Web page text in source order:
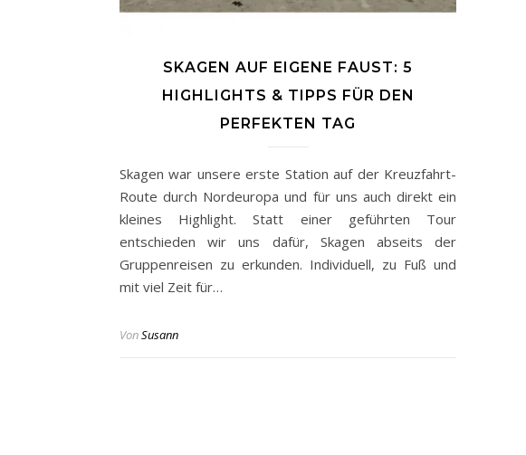
SKAGEN AUF EIGENE FAUST: 5
HIGHLIGHTS & TIPPS FÜR DEN
PERFEKTEN TAG
Skagen war unsere erste Station auf der Kreuzfahrt-
Route durch Nordeuropa und für uns auch direkt ein
kleines Highlight. Statt einer geführten Tour
entschieden wir uns dafür, Skagen abseits der
Gruppenreisen zu erkunden. Individuell, zu Fuß und
mit viel Zeit für…
VonSusann